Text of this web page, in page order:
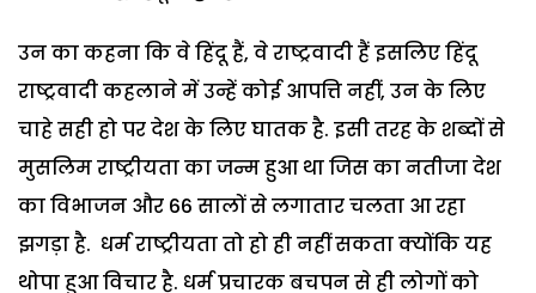
उन का कहना कि वे हिंदू हैं, वे राष्ट्रवादी हैं इसलिए हिंदू
राष्ट्रवादी कहलाने में उन्हें कोई आपत्ति नहीं, उन के लिए
चाहे सही हो पर देश के लिए घातक है. इसी तरह के शब्दों से
मुसलिम राष्ट्रीयता का जन्म हुआ था जिस का नतीजा देश
का विभाजन और 66 सालों से लगातार चलता आ रहा
झगड़ा है. धर्म राष्ट्रीयता तो हो ही नहीं सकता क्योंकि यह
थोपा हुआ विचार है. धर्म प्रचारक बचपन से ही लोगों को